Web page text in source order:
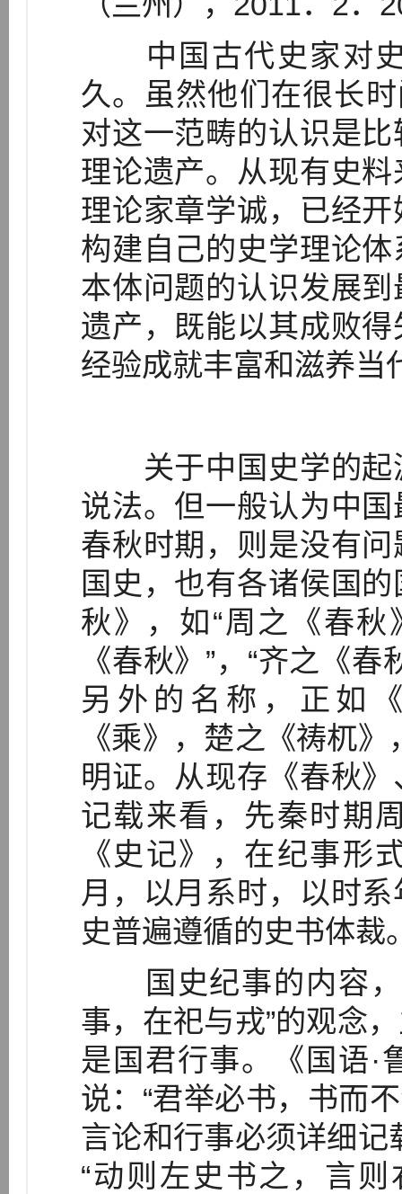
中国古代史家对史
久。虽然他们在很长
对这一范畴的认识是
理论遗产。从现有史
理论家章学诚，已经
构建自己的史学理论
本体问题的认识发展
遗产，既能以其成败
经验成就丰富和滋养当
关于中国史学的起
说法。但一般认为中
春秋时期，则是没有
国史，也有各诸侯国
秋》，如“周之《春秋
《春秋》”，“齐之《
另外的名称，正如
《乘》，楚之《祷杌
明证。从现存《春秋
记载来看，先秦时期
《史记》，在纪事形
月，以月系时，以时
史普遍遵循的史书体裁
国史纪事的内容，
事，在祀与戎”的观念
是国君行事。《国语·
说：“君举必书，书而
言论和行事必须详细记
“动则左史书之，言